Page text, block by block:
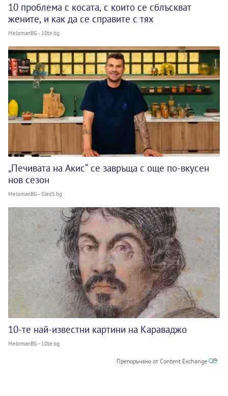
10 проблема с косата, с които се сблъскват
жените, и как да се справите с тях
MelomanBG - 10te.bg
„Печивата на Акис“ се завръща с още по-вкусен
нов сезон
MelomanBG - Sled5.bg
10-те най-известни картини на Караваджо
MelomanBG - 10te.bg
Препоръчано от Content Exchange